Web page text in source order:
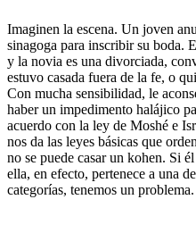
Imaginen la escena. Un joven
sinagoga para inscribir su boda.
y la novia es una divorciada,
estuvo casada fuera de la fe, o
Con mucha sensibilidad, le
haber un impedimento halájico
acuerdo con la ley de Moshé e
nos da las leyes básicas que
no se puede casar un kohen. Si
ella, en efecto, pertenece a una
categorías, tenemos un problema.